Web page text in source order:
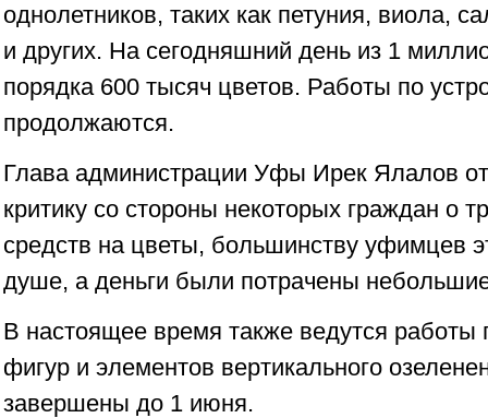
однолетников, таких как петуния, виола,
и других. На сегодняшний день из 1
порядка 600 тысяч цветов. Работы по
продолжаются.
Глава администрации Уфы Ирек Ялалов
критику со стороны некоторых граждан о
средств на цветы, большинству уфимцев
душе, а деньги были потрачены
В настоящее время также ведутся работы
фигур и элементов вертикального
завершены до 1 июня.